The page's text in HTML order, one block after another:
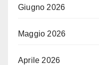
Giugno 2026
Maggio 2026
Aprile 2026